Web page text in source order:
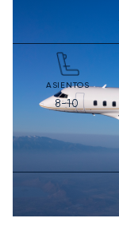
ASIENTOS
8-10